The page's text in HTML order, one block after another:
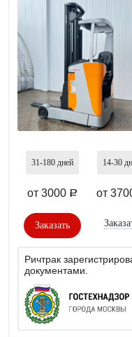
31-180 дней
от 3000 a
Заказать
14-30
от
Ричтрак
документами.